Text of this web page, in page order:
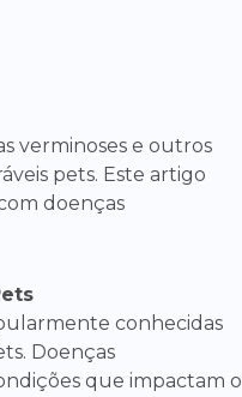
verminoses e outros
pets. Este artigo
doenças
conhecidas
Doenças
que impactam o